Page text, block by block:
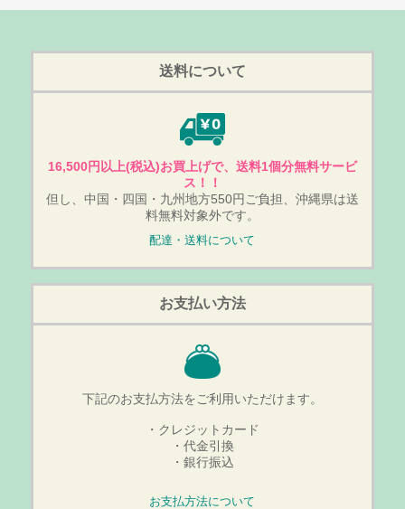
送料について
16,500円以上(税込)お買上げで、送料1個分無料サービ
ス！！
但し、中国・四国・九州地方550円ご負担、沖縄県は送
料無料対象外です。
配達・送料について
お支払い方法
下記のお支払方法をご利用いただけます。
・クレジットカード
・代金引換
・銀行振込
お支払方法について